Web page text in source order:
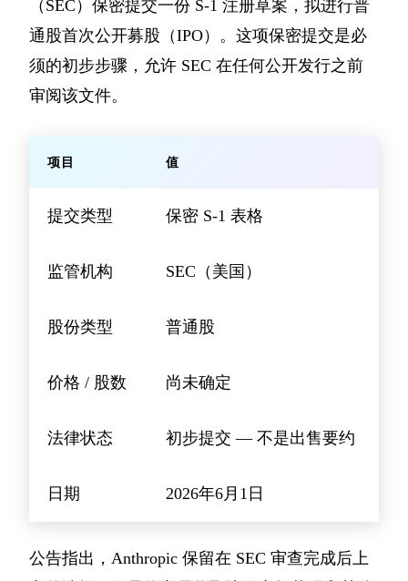
（SEC）保密提交一份 S-1 注册草案，拟进行普
通股首次公开募股（IPO）。这项保密提交是必
须的初步步骤，允许 SEC 在任何公开发行之前
审阅该文件。
项目 值
提交类型 保密 S-1 表格
监管机构 SEC（美国）
股份类型 普通股
价格 / 股数 尚未确定
法律状态 初步提交 — 不是出售要约
日期 2026年6月1日
公告指出，Anthropic 保留在 SEC 审查完成后上